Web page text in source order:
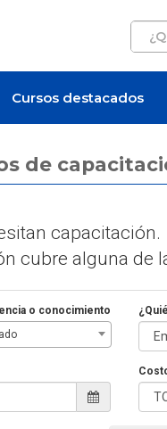
Cursos destacados
de
capacitación.
cubre alguna de
o conocimiento